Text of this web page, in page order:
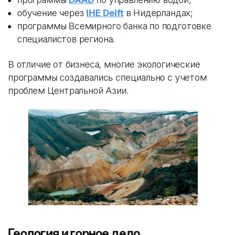
обучение через IHE Delftв Нидерландах;
программы Всемирного банка по подготовке
специалистов региона.
В отличие от бизнеса, многие экологические
программы создавались специально с учетом
проблем Центральной Азии.